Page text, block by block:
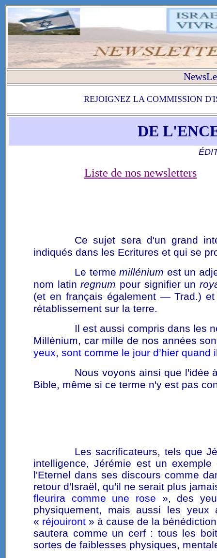
REJOIGNEZ LA COMMISSION
DE
Liste de nos newsletters
Ce sujet sera d'un grand
indiqués dans les Ecritures et qui se
Le termemillénium est un
nom latinregnum pour signifier un
(et en français également — Trad.)
rétablissement sur la terre.
Il est aussi compris dans les
Millénium, car mille de nos années
yeux, sont comme le jour d’hier
Nous voyons ainsi que l'idée
Bible, même si ce terme n'y est pas
Les sacrificateurs, tels que
intelligence, Jérémie est un
l'Eternel dans ses discours comme
retour d'Israël, qu'il ne serait plus
fleurira comme une rose », des
physiquement, mais aussi les
« réjouiront » à cause de la
sautera comme un cerf : tous les
sortes de faiblesses physiques,